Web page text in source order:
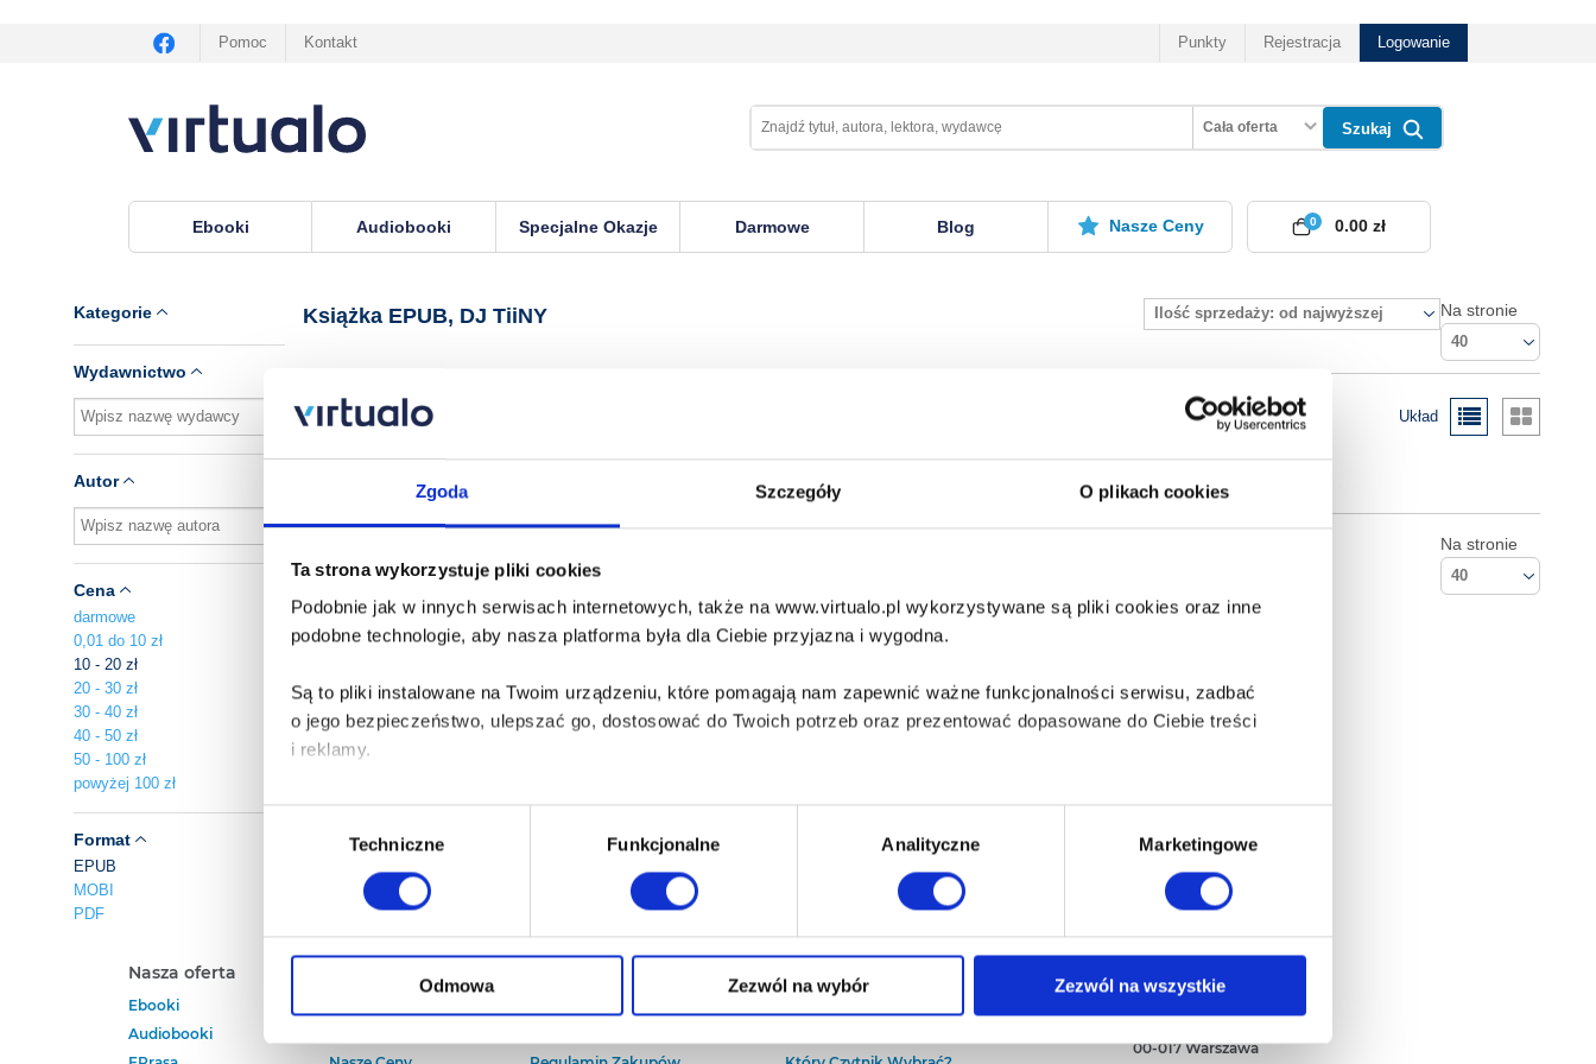
Zgoda Szczegóły O plikach cookies
Ta strona wykorzystuje pliki cookies
Podobnie jak w innych serwisach internetowych, także na www.virtualo.pl wykorzystywane są pliki cookies oraz inne
podobne technologie, aby nasza platforma była dla Ciebie przyjazna i wygodna.
Są to pliki instalowane na Twoim urządzeniu, które pomagają nam zapewnić ważne funkcjonalności serwisu, zadbać
o jego bezpieczeństwo, ulepszać go, dostosować do Twoich potrzeb oraz prezentować dopasowane do Ciebie treści
i reklamy.
Poza plikami, które są nam niezbędne do prawidłowego i bezpiecznego działania serwisu - są także takie, które wymagają
Twojej zgody.
Każda udzielona zgoda poprawi Twoje doświadczenia jeśli jesteś naszym Użytkownikiem.
Wybór
Techniczne Funkcjonalne Analityczne Marketingowe
Odmowa Zezwól na wybór Zezwól na wszystkie
Pomoc Kontakt Punkty Rejestracja Logowanie
Cała oferta Szukaj
Ebooki Audiobooki Specjalne Okazje Darmowe Blog Nasze Ceny 0
0.00 zł
Kategorie
Wydawnictwo
Autor
Cena
darmowe
0,01 do 10 zł
10 - 20 zł
20 - 30 zł
30 - 40 zł
40 - 50 zł
50 - 100 zł
powyżej 100 zł
Format
EPUB
MOBI
PDF
Książka EPUB, DJ TiiNY Ilość sprzedaży: od najwyższej Na stronie
40
Układ
Na stronie
40
Nasza oferta
Ebooki
Audiobooki
Baza wiedzy
Empik S.A
00-017 Warszawa